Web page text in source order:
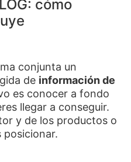
cómo
conjunta un
de información de
es conocer a fondo
llegar a conseguir.
y de los productos o
posicionar.